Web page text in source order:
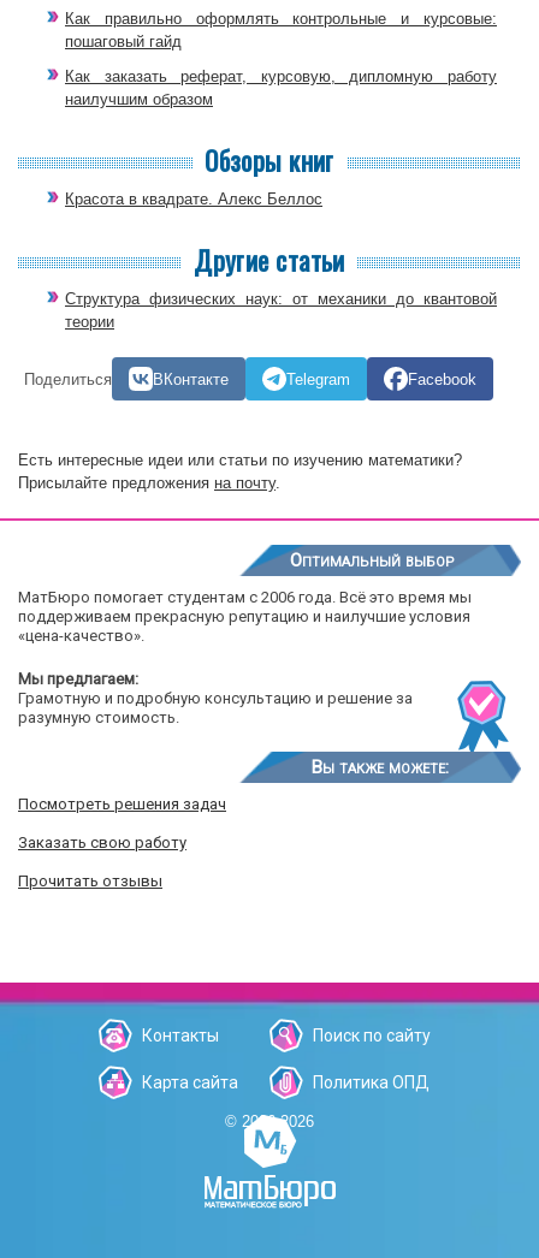
Как правильно оформлять контрольные и курсовые:
пошаговый гайд
Как заказать реферат, курсовую, дипломную работу
наилучшим образом
Обзоры книг
Красота в квадрате. Алекс Беллос
Другие статьи
Структура физических наук: от механики до квантовой
теории
Поделиться ВКонтакте Telegram Facebook
Есть интересные идеи или статьи по изучению математики?
Присылайте предложения на почту.
Оптимальный выбор
МатБюро помогает студентам с 2006 года. Всё это время мы
поддерживаем прекрасную репутацию и наилучшие условия
«цена-качество».
Мы предлагаем:
Грамотную и подробную консультацию и решение за
разумную стоимость.
Вы также можете:
Посмотреть решения задач
Заказать свою работу
Прочитать отзывы
Контакты Поиск по сайту
Карта сайта Политика ОПД
© 2006-2026